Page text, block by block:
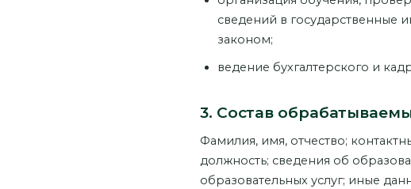
сведений в государственные
законом;
ведение бухгалтерского и
3. Состав
Фамилия, имя, отчество;
должность; сведения об
образовательных услуг; иные